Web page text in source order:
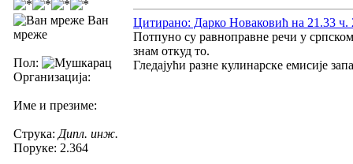
Ван
мреже
Пол:
Организација:
Име и презиме:
Струка: Дипл. инж.
Поруке: 2.364
Цитирано: Дарко Новаковић на 21.33 ч.
Потпуно су равноправне речи у српском
знам откуд то.
Гледајући разне кулинарске емисије